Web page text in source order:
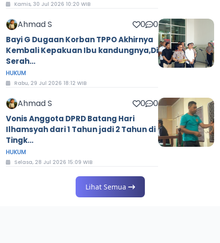
Kamis, 30 Jul 2026 10:20 WIB
Ahmad S 0 0
Bayi G Dugaan Korban TPPO Akhirnya
Kembali Kepakuan Ibu kandungnya,Di
Serah...
HUKUM
Rabu, 29 Jul 2026 18:12 WIB
Ahmad S 0 0
Vonis Anggota DPRD Batang Hari
Ilhamsyah dari 1 Tahun jadi 2 Tahun di
Tingk...
HUKUM
Selasa, 28 Jul 2026 15:09 WIB
Lihat Semua